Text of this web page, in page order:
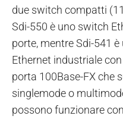
due switch compatti
Sdi-550 è uno switch
porte, mentre Sdi-541
Ethernet industriale
porta 100Base-FX che
singlemode o
possono funzionare